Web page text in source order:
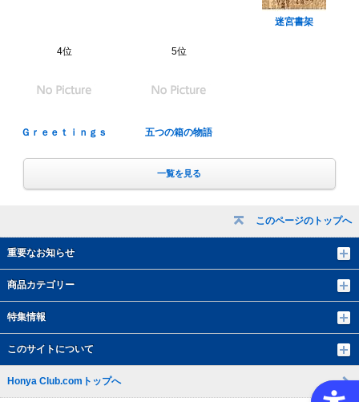
このページのトップへ
重要なお知らせ
商品カテゴリー
特集情報
このサイトについて
迷宮書架
4位
Ｇｒｅｅｔｉｎｇｓ
5位
五つの箱の物語
一覧を見る
Honya Club.comトップへ